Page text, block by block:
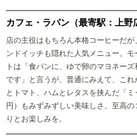
カフェ・ラパン（最寄駅：上野
店の主役はもちろん本格コーヒーだ
ンドイッチも隠れた人気メニュー。
トは「食パンに、ゆで卵のマヨネー
です」と言うが、普通にみえて、こ
とトマト、ハムとレタスを挟んだ「
円）もみずみずしい美味しさ。至高の
りとお楽しみを。